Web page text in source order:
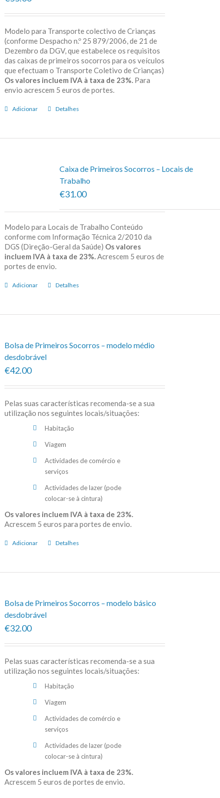
Modelo para Transporte colectivo de Crianças
(conforme Despacho n.º 25 879/2006, de 21 de
Dezembro da DGV, que estabelece os requisitos
das caixas de primeiros socorros para os veículos
que efectuam o Transporte Coletivo de Crianças)
Os valores incluem IVA à taxa de 23%. Para
envio acrescem 5 euros de portes.
Adicionar Detalhes
Caixa de Primeiros Socorros – Locais de
Trabalho
€31.00
Modelo para Locais de Trabalho Conteúdo
conforme com Informação Técnica 2/2010 da
DGS (Direção-Geral da Saúde) Os valores
incluem IVA à taxa de 23%. Acrescem 5 euros de
portes de envio.
Adicionar Detalhes
Bolsa de Primeiros Socorros – modelo médio
desdobrável
€42.00
Pelas suas características recomenda-se a sua
utilização nos seguintes locais/situações:
Habitação
Viagem
Actividades de comércio e
serviços
Actividades de lazer (pode
colocar-se à cintura)
Os valores incluem IVA à taxa de 23%.
Acrescem 5 euros para portes de envio.
Adicionar Detalhes
Bolsa de Primeiros Socorros – modelo básico
desdobrável
€32.00
Pelas suas características recomenda-se a sua
utilização nos seguintes locais/situações:
Habitação
Viagem
Actividades de comércio e
serviços
Actividades de lazer (pode
colocar-se à cintura)
Os valores incluem IVA à taxa de 23%.
Acrescem 5 euros de portes de envio.